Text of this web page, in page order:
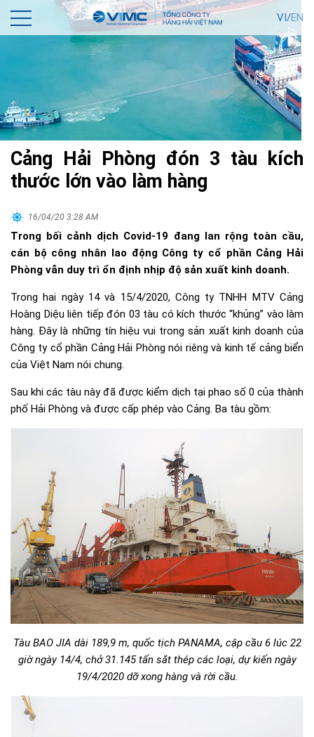
VI/EN
Cảng Hải Phòng đón 3 tàu kích
thước lớn vào làm hàng
16/04/20 3:28 AM
Trong bối cảnh dịch Covid-19 đang lan rộng toàn cầu,
cán bộ công nhân lao động Công ty cổ phần Cảng Hải
Phòng vẫn duy trì ổn định nhịp độ sản xuất kinh doanh.
Trong hai ngày 14 và 15/4/2020, Công ty TNHH MTV Cảng
Hoàng Diệu liên tiếp đón 03 tàu có kích thước “khủng” vào làm
hàng. Đây là những tín hiệu vui trong sản xuất kinh doanh của
Công ty cổ phần Cảng Hải Phòng nói riêng và kinh tế cảng biển
của Việt Nam nói chung.
Sau khi các tàu này đã được kiểm dịch tại phao số 0 của thành
phố Hải Phòng và được cấp phép vào Cảng. Ba tàu gồm:
Tàu BAO JIA dài 189,9 m, quốc tịch PANAMA, cập cầu 6 lúc 22
giờ ngày 14/4, chở 31.145 tấn sắt thép các loại, dự kiến ngày
19/4/2020 dỡ xong hàng và rời cầu.